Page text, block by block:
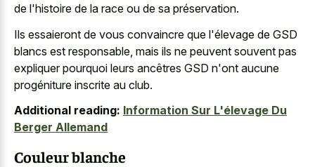
de l'histoire de la race ou de sa préservation.
Ils essaieront de vous convaincre que l'élevage de GSD
blancs est responsable, mais ils ne peuvent souvent pas
expliquer pourquoi leurs ancêtres GSD n'ont aucune
progéniture inscrite au club.
Additional reading: Information Sur L'élevage Du
Berger Allemand
Couleur blanche